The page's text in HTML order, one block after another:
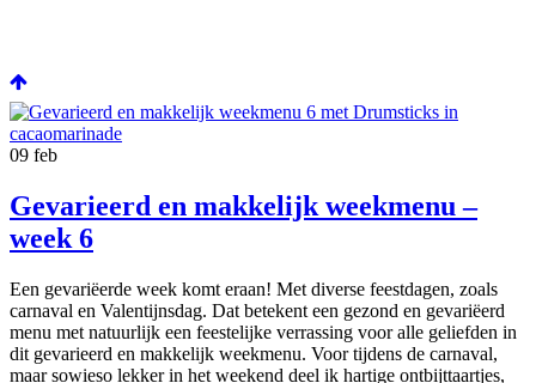
09 feb
Gevarieerd en makkelijk weekmenu –
week 6
Een gevariëerde week komt eraan! Met diverse feestdagen, zoals
carnaval en Valentijnsdag. Dat betekent een gezond en gevariëerd
menu met natuurlijk een feestelijke verrassing voor alle geliefden in
dit gevarieerd en makkelijk weekmenu. Voor tijdens de carnaval,
maar sowieso lekker in het weekend deel ik hartige ontbijttaartjes,